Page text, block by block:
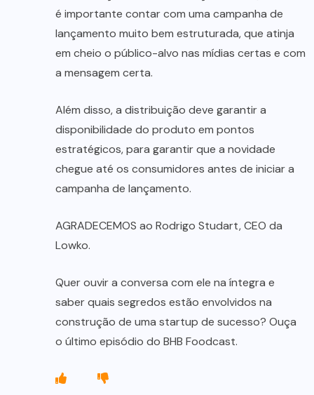
é importante contar com uma campanha de
lançamento muito bem estruturada, que atinja
em cheio o público-alvo nas mídias certas e com
a mensagem certa.
Além disso, a distribuição deve garantir a
disponibilidade do produto em pontos
estratégicos, para garantir que a novidade
chegue até os consumidores antes de iniciar a
campanha de lançamento.
AGRADECEMOS ao Rodrigo Studart, CEO da
Lowko.
Quer ouvir a conversa com ele na íntegra e
saber quais segredos estão envolvidos na
construção de uma startup de sucesso? Ouça
o último episódio do BHB Foodcast.